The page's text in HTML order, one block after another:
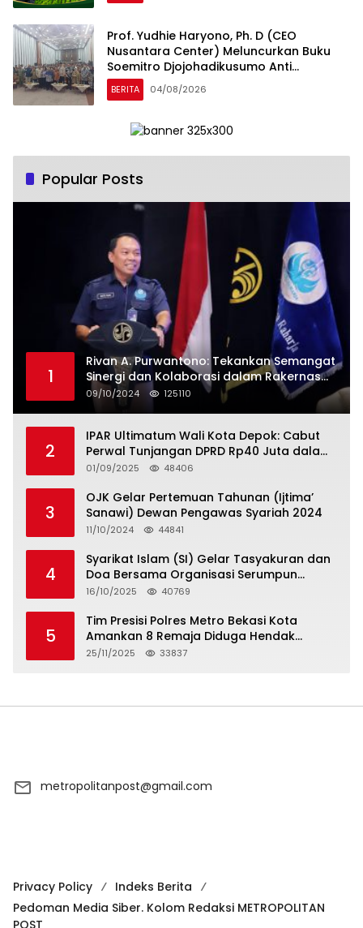
Prof. Yudhie Haryono, Ph. D (CEO
Nusantara Center) Meluncurkan Buku
Soemitro Djojohadikusumo Anti
Penjajahan yang dirangkaikan dengan
Simposium Nasional bertema “Urgensi
Nasional dan Kesejahteraan Sosial
Emas 2045”
BERITA 04/08/2026
Popular Posts
1
Rivan A. Purwantono: Tekankan Semangat
Sinergi dan Kolaborasi dalam Rakernas
Serikat Pekerja Jasa Raharja
09/10/2024 125110
2
IPAR Ultimatum Wali Kota Depok: Cabut
Perwal Tunjangan DPRD Rp40 Juta dalam
5 Hari atau Hadapi Aksi Rakyat
01/09/2025 48406
3
OJK Gelar Pertemuan Tahunan (Ijtima’
Sanawi) Dewan Pengawas Syariah 2024
11/10/2024 44841
4
Syarikat Islam (SI) Gelar Tasyakuran dan
Doa Bersama Organisasi Serumpun
Syarikat Islam Doa
16/10/2025 40769
5
Tim Presisi Polres Metro Bekasi Kota
Amankan 8 Remaja Diduga Hendak
Tawuran
25/11/2025 33837
metropolitanpost@gmail.com
Privacy Policy
Indeks Berita
Pedoman Media Siber. Kolom Redaksi METROPOLITAN